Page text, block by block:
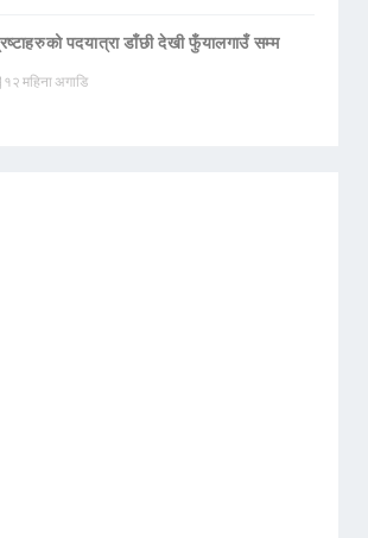
पदयात्रा डाँछी देखी फुँयालगाउँ सम्म
१२ महिना अगाडि